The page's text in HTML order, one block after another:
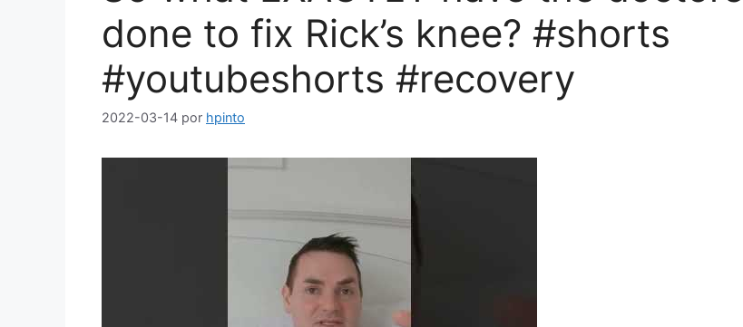
done to fix Rick’s knee? #shorts
#youtubeshorts #recovery
2022-03-14 por hpinto